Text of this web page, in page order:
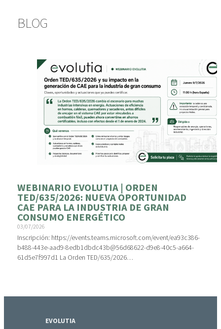
BLOG
WEBINARIO EVOLUTIA | ORDEN
TED/635/2026: NUEVA OPORTUNIDAD
CAE PARA LA INDUSTRIA DE GRAN
CONSUMO ENERGÉTICO
03/07/2026
Inscripción: https://events.teams.microsoft.com/event/ea93c386-
b488-443e-aad9-8edb1dbdc43b@56d68622-d9e8-40c5-a664-
61d5e7f997d1 La Orden TED/635/2026…
EVOLUTIA